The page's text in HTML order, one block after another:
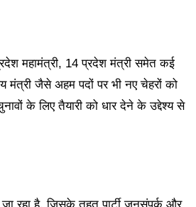
महामंत्री, 14 प्रदेश मंत्री समेत कई
मंत्री जैसे अहम पदों पर भी नए चेहरों को
के लिए तैयारी को धार देने के उद्देश्य से